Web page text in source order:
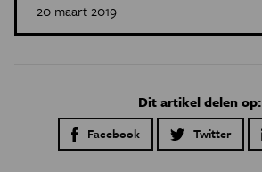
20 maart 2019
Dit artikel delen op:
Facebook Twitter